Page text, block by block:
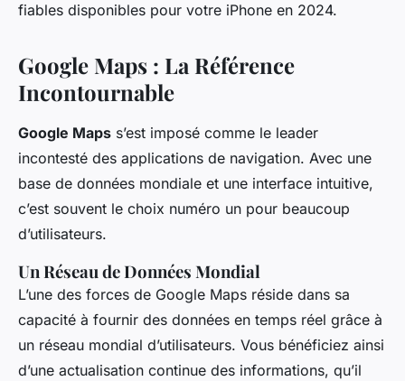
fiables disponibles pour votre iPhone en 2024.
Google Maps : La Référence
Incontournable
Google Maps s’est imposé comme le leader
incontesté des applications de navigation. Avec une
base de données mondiale et une interface intuitive,
c’est souvent le choix numéro un pour beaucoup
d’utilisateurs.
Un Réseau de Données Mondial
L’une des forces de Google Maps réside dans sa
capacité à fournir des données en temps réel grâce à
un réseau mondial d’utilisateurs. Vous bénéficiez ainsi
d’une actualisation continue des informations, qu’il